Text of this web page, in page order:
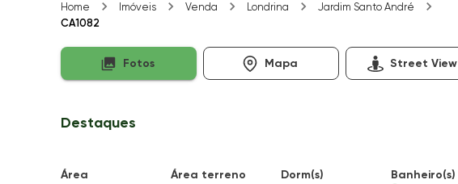
Home Imóveis Venda Londrina
Jardim Santo André
CA1082
Fotos Mapa Street View
Destaques
Área
Área terreno Dorm(s) Banheiro(s)